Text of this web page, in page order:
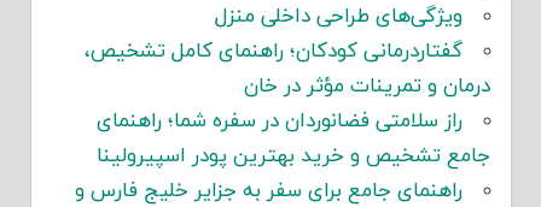
ویژگی‌های طراحی داخلی منزل
گفتاردرمانی کودکان؛ راهنمای کامل تشخیص،
درمان و تمرینات مؤثر در خان
راز سلامتی فضانوردان در سفره شما؛ راهنمای
جامع تشخیص و خرید بهترین پودر اسپیرولینا
راهنمای جامع برای سفر به جزایر خلیج فارس و